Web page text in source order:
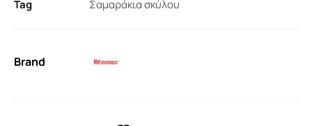
Tag
Σαμαράκια σκύλου
Brand